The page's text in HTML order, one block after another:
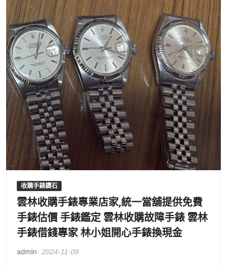
收購手錶鑽石
雲林收購手錶專業店家,統一當舖提供免費
手錶估價 手錶鑑定 雲林收購故障手錶 雲林
手錶借錢專家 林小姐開心手錶換現金
admin 2024-11-09